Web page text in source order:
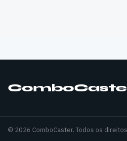
© 2026 ComboCaster. Todos os